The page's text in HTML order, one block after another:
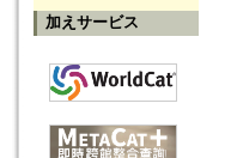
加えサービス